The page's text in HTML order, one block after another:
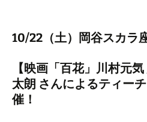
10/22（土）岡谷スカラ
【映画「百花」川村元
太朗 さんによるティー
催！